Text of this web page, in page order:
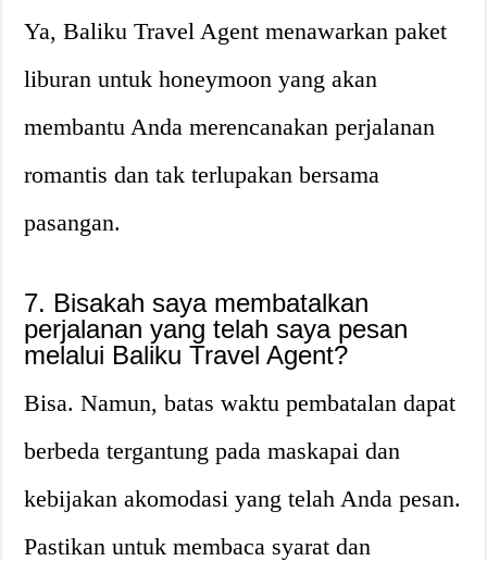
Ya, Baliku Travel Agent menawarkan paket
liburan untuk honeymoon yang akan
membantu Anda merencanakan perjalanan
romantis dan tak terlupakan bersama
pasangan.
7. Bisakah saya membatalkan
perjalanan yang telah saya pesan
melalui Baliku Travel Agent?
Bisa. Namun, batas waktu pembatalan dapat
berbeda tergantung pada maskapai dan
kebijakan akomodasi yang telah Anda pesan.
Pastikan untuk membaca syarat dan